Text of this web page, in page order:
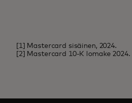
[1] Mastercard sisäinen, 2024.
[2] Mastercard 10-K lomake 2024.